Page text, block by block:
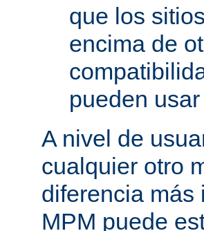
que los
encima de
pueden usar
A nivel de
cualquier otro
diferencia más
MPM puede